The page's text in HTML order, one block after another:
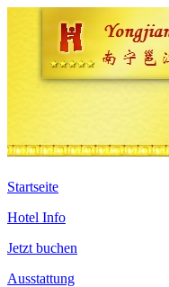
Startseite
Hotel Info
Jetzt buchen
Ausstattung